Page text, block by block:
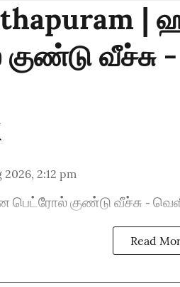
|
குண்டு
2026, 2:12 pm
பெட்ரோல் குண்டு வீச்சு -
Read